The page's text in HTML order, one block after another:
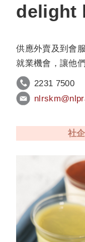
delight
供應外賣及到會
就業機會，讓他
2231 7500
社